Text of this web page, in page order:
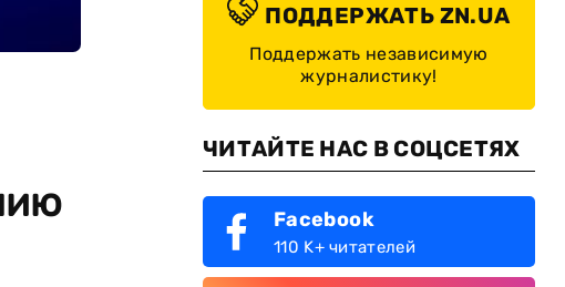
ПОДДЕРЖАТЬ ZN.UA
Поддержать независимую
журналистику!
ЧИТАЙТЕ НАС В СОЦСЕТЯХ
Facebook
110 K+ читателей